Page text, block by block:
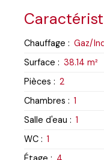
Chauffage : Gaz/
Surface : 38.14 m²
Pièces : 2
Chambres : 1
Salle d'eau : 1
WC : 1